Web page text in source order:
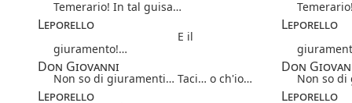
Temerario! In tal guisa…
Leporello Leporello
E il
giuramento!…
Don Giovanni Don
Non so di giuramenti… Taci… o ch'io… Non so
Leporello Leporello